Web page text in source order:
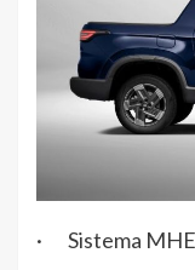
· Sistema